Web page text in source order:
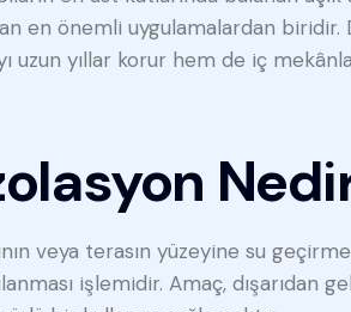
en önemli uygulamalardan
uzun yıllar korur hem de iç
veya terasın yüzeyine su
işlemidir. Amaç, dışarıdan